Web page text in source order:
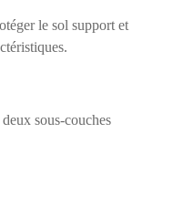
le sol support et
sous-couches